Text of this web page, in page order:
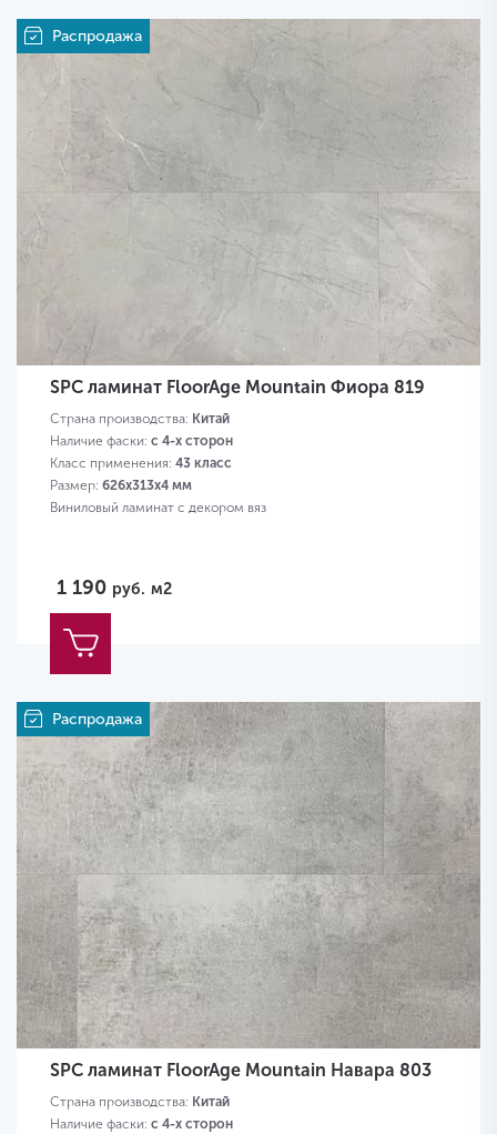
Распродажа
SPC ламинат FloorAge Mountain Фиора 819
Страна производства: Китай
Наличие фаски: с 4-х сторон
Класс применения: 43 класс
Размер: 626х313х4 мм
Виниловый ламинат с декором вяз
1 190 руб. м2
Распродажа
SPC ламинат FloorAge Mountain Навара 803
Страна производства: Китай
Наличие фаски: с 4-х сторон